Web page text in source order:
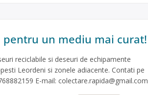
un mediu mai curat!
reciclabile si deseuri de echipamente
Leordeni si zonele adiacente. Contati pe
E-mail: colectare.rapida@gmail.com